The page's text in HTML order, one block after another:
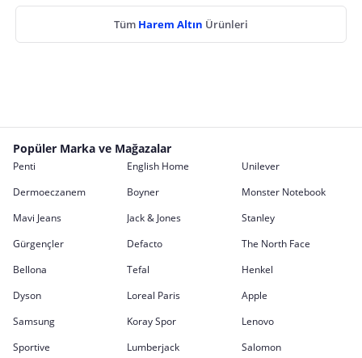
Tüm Harem Altın Ürünleri
Popüler Marka ve Mağazalar
Penti English Home
Unilever
Dermoeczanem
Boyner
Monster Notebook
Mavi Jeans
Jack & Jones
Stanley
Gürgençler
Defacto
The North Face
Bellona
Tefal
Henkel
Dyson
Loreal Paris
Apple
Samsung
Koray Spor
Lenovo
Sportive
Lumberjack Salomon